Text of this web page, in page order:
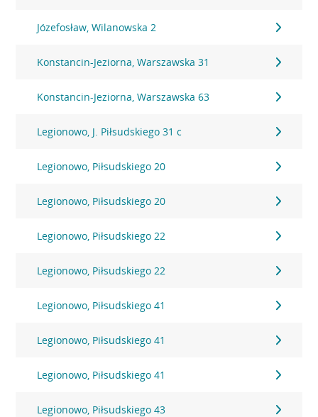
Józefosław, Wilanowska 2
Konstancin-Jeziorna, Warszawska 31
Konstancin-Jeziorna, Warszawska 63
Legionowo, J. Piłsudskiego 31 c
Legionowo, Piłsudskiego 20
Legionowo, Piłsudskiego 20
Legionowo, Piłsudskiego 22
Legionowo, Piłsudskiego 22
Legionowo, Piłsudskiego 41
Legionowo, Piłsudskiego 41
Legionowo, Piłsudskiego 41
Legionowo, Piłsudskiego 43